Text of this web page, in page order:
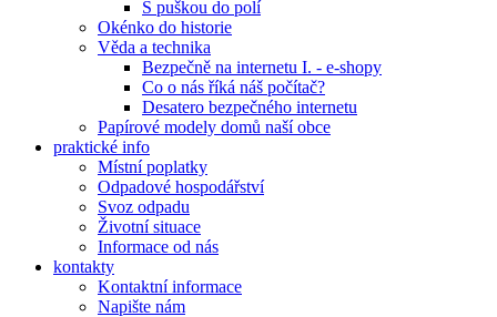
S puškou do polí
Okénko do historie
Věda a technika
Bezpečně na internetu I. - e-shopy
Co o nás říká náš počítač?
Desatero bezpečného internetu
Papírové modely domů naší obce
praktické info
Místní poplatky
Odpadové hospodářství
Svoz odpadu
Životní situace
Informace od nás
kontakty
Kontaktní informace
Napište nám